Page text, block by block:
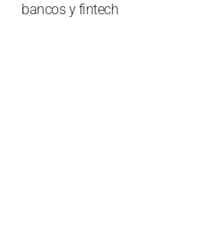
bancos y fintech